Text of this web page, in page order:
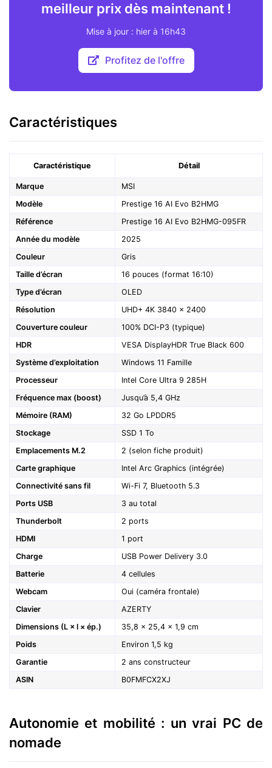
meilleur prix dès maintenant !
Mise à jour : hier à 16h43
Profitez de l'offre
Caractéristiques
Caractéristique Détail
Marque
MSI
Modèle
Prestige 16 AI Evo B2HMG
Référence
Prestige 16 AI Evo B2HMG-095FR
Année du modèle
2025
Couleur
Gris
Taille d’écran
16 pouces (format 16:10)
Type d’écran
OLED
Résolution
UHD+ 4K 3840 × 2400
Couverture couleur
100% DCI-P3 (typique)
HDR
VESA DisplayHDR True Black 600
Système d’exploitation
Windows 11 Famille
Processeur
Intel Core Ultra 9 285H
Fréquence max (boost)
Jusqu’à 5,4 GHz
Mémoire (RAM)
32 Go LPDDR5
Stockage
SSD 1 To
Emplacements M.2
2 (selon fiche produit)
Carte graphique
Intel Arc Graphics (intégrée)
Connectivité sans fil
Wi-Fi 7, Bluetooth 5.3
Ports USB
3 au total
Thunderbolt
2 ports
HDMI
1 port
Charge
USB Power Delivery 3.0
Batterie
4 cellules
Webcam
Oui (caméra frontale)
Clavier
AZERTY
Dimensions (L × l × ép.)
35,8 × 25,4 × 1,9 cm
Poids
Environ 1,5 kg
Garantie
2 ans constructeur
ASIN
B0FMFCX2XJ
Autonomie et mobilité : un vrai PC de
nomade